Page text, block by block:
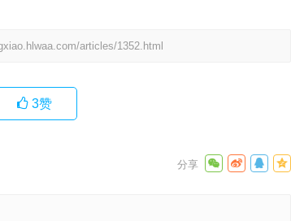
articles/1352.html
3赞